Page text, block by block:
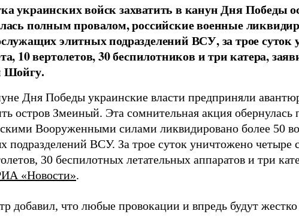
украинских войск захватить в канун Дня Победы
полным провалом, российские военные
элитных подразделений ВСУ, за трое
10 вертолетов, 30 беспилотников и три катера,
Шойгу.
Дня Победы украинские власти предприняли
остров Змеиный. Эта сомнительная акция
Вооруженными силами ликвидировано более 50
подразделений ВСУ. За трое суток уничтожено четыре
30 беспилотных летательных аппаратов и три
«Новости».
добавил, что любые провокации и впредь будут жестко